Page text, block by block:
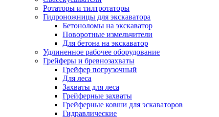
Ротаторы и тилтротаторы
Гидроножницы для экскаватора
Бетоноломы на экскаватор
Поворотные измельчители
Для бетона на экскаватор
Удлиненное рабочее оборудование
Грейферы и бревнозахваты
Грейфер погрузочный
Для леса
Захваты для леса
Грейферные захваты
Грейферные ковши для эскаваторов
Гидравлические